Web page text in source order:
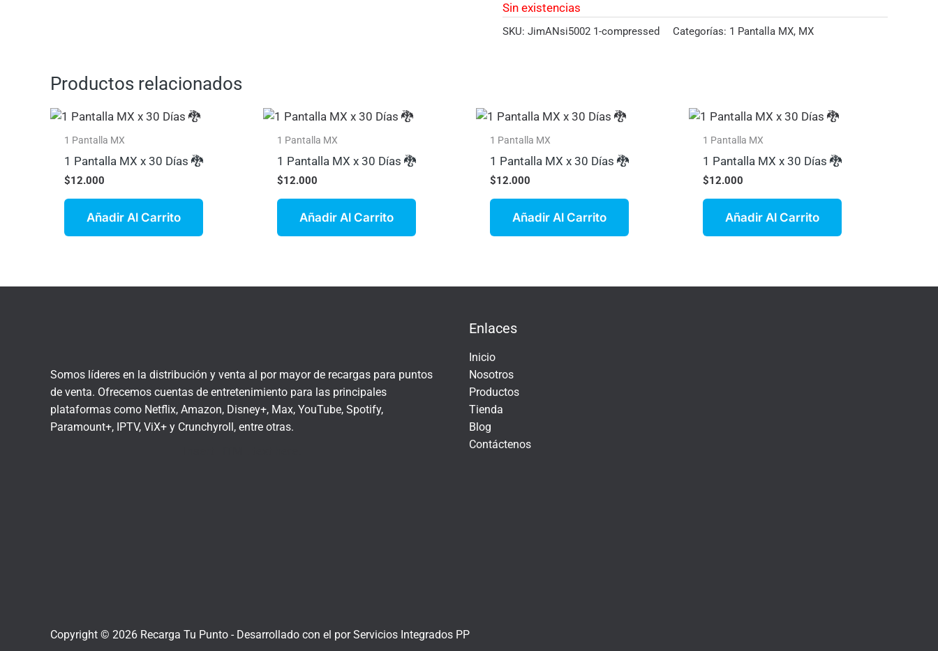
Sin existencias
SKU: JimANsi5002 1-compressed Categorías: 1 Pantalla MX, MX
Productos relacionados
1 Pantalla MX
1 Pantalla MX x 30 Días 🐉
$12.000
Añadir Al Carrito
1 Pantalla MX
1 Pantalla MX x 30 Días 🐉
$12.000
Añadir Al Carrito
1 Pantalla MX
1 Pantalla MX x 30 Días 🐉
$12.000
Añadir Al Carrito
1 Pantalla MX
1 Pantalla MX x 30 Días 🐉
$12.000
Añadir Al Carrito
Somos líderes en la distribución y venta al por mayor de recargas para puntos
de venta. Ofrecemos cuentas de entretenimiento para las principales
plataformas como Netflix, Amazon, Disney+, Max, YouTube, Spotify,
Paramount+, IPTV, ViX+ y Crunchyroll, entre otras.
Enlaces
Inicio
Nosotros
Productos
Tienda
Blog
Contáctenos
Copyright © 2026 Recarga Tu Punto - Desarrollado con el porServicios Integrados PP